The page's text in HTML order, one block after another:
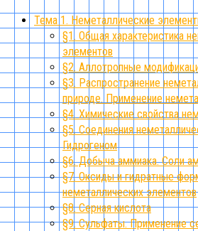
Тема 1. Неметаллические
§1. Общая характеристика
элементов
§2. Аллотропные
§3. Распространение
природе. Применение
§4. Химические свойства
§5. Соединения
Гидрогеном
§6. Добыча аммиака. Соли
§7. Оксиды и гидратные
неметаллических элементов
§8. Серная кислота
§9. Сульфаты. Применение